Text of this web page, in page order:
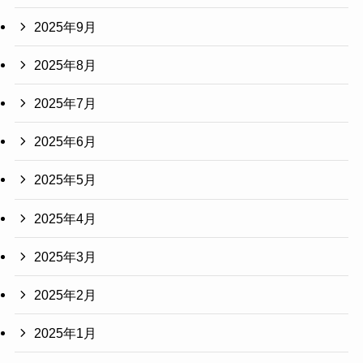
2025年9月
2025年8月
2025年7月
2025年6月
2025年5月
2025年4月
2025年3月
2025年2月
2025年1月